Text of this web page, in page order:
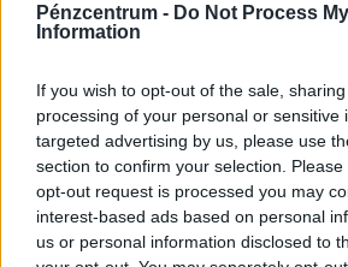
Pénzcentrum - Do Not Process
Information
If you wish to opt-out of the sale,
processing of your personal or sensitive
targeted advertising by us, please use
section to confirm your selection.
opt-out request is processed you may
interest-based ads based on personal
us or personal information disclosed to
NAGY GABRIELLA| 2021. április 29. 05:48
egy méltányos oktatási
Hogyan épített Finnország alig
világszínvonalú oktatási rendszert?
sikeres, hatékony és méltányos a finn
mi a helyzet itthon?
BIRÓ ATTILA| 2019. szeptember 11. 05:48